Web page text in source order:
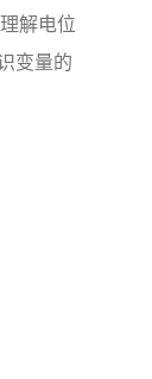
解电位
变量的